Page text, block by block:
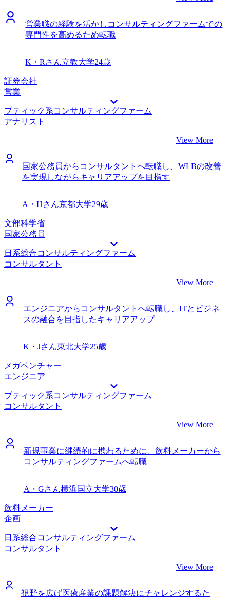
円、転職後は年収1050万円になりました。 コンサルタント
の次のキャリアとしてスタートアップでCXOを目指したい
と考えています。いきなりスタートアップのCXOは難しい
と思いますので、スタートアップのマネジメントクラスでも
がむしゃらに目の前の案件に取り組みつつ、徐々に新規事業
系の案件などにも携わっていきたいと思っています。自分の
経験やスキルを活かし、さらなる成長を遂げられるよう努力
していきます。
は私の空いている時間帯に柔軟に対応してくれて、とても感
謝しています。 転職前は年収500万円、転職後は年収600万
円になりました。 デジタルマーケ領域で上流から戦略策定
ができるようになりたいと思っています。さらにクライアン
として研鑽したいと思います。
営業職の経験を活かしコンサルティングファームでの
専門性を高めるため転職
K・Rさん立教大学24歳
証券会社
営業
ブティック系コンサルティングファーム
アナリスト
View More
国家公務員からコンサルタントへ転職し、WLBの改善
を実現しながらキャリアアップを目指す
A・Hさん京都大学29歳
文部科学省
国家公務員
日系総合コンサルティングファーム
コンサルタント
View More
エンジニアからコンサルタントへ転職し、ITとビジネ
スの融合を目指したキャリアアップ
K・Jさん東北大学25歳
メガベンチャー
エンジニア
ブティック系コンサルティングファーム
コンサルタント
View More
新規事業に継続的に携わるために、飲料メーカーから
コンサルティングファームへ転職
A・Gさん横浜国立大学30歳
飲料メーカー
企画
日系総合コンサルティングファーム
コンサルタント
View More
視野を広げ医療産業の課題解決にチャレンジするた